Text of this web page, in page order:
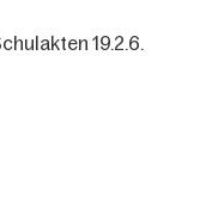
19.2.6.